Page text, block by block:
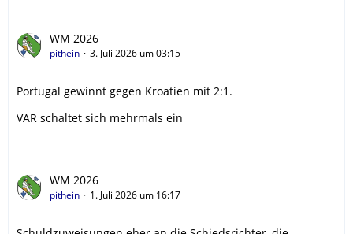
WM 2026
pithein 3. Juli 2026 um 03:15
Portugal gewinnt gegen Kroatien mit 2:1.
VAR schaltet sich mehrmals ein
WM 2026
pithein 1. Juli 2026 um 16:17